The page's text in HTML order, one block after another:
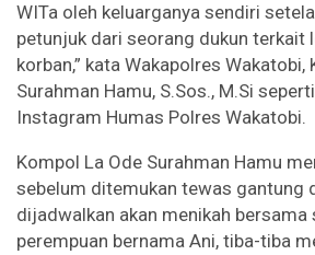
WITa oleh keluarganya sendiri
petunjuk dari seorang dukun terkait
korban,” kata Wakapolres Wakatobi,
Surahman Hamu, S.Sos., M.Si
Instagram Humas Polres Wakatobi.
Kompol La Ode Surahman Hamu
sebelum ditemukan tewas gantung
dijadwalkan akan menikah bersama
perempuan bernama Ani, tiba-tiba